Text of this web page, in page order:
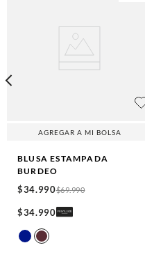
AGREGAR A MI BOLSA
BLUSA ESTAMPADA
BURDEO
$34.990$69.990
$34.990